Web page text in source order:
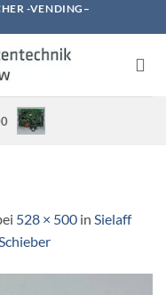
-VENDING–
528 × 500 in Sielaff